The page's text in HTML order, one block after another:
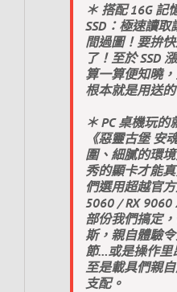
＊ 搭配 16G 記
SSD：極速讀
間過圖！要拚
了！至於 SSD
算一算便知曉
根本就是用送的
＊ PC 桌機玩的
《惡靈古堡 安
圍、細膩的環
秀的顯卡才能
們選用超越官
5060 / RX 9060
部份我們搞定
斯，親自體驗
節…或是操作里
至是載具們親
支配。